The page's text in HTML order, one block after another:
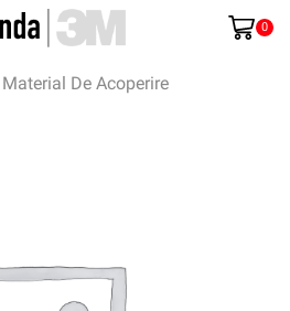
0
De Acoperire